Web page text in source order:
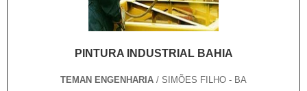
PINTURA INDUSTRIAL BAHIA
TEMAN ENGENHARIA / SIMÕES FILHO - BA